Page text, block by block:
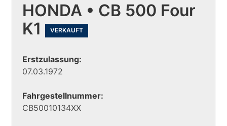
HONDA • CB 500 Four
K1
VERKAUFT
Erstzulassung:
07.03.1972
Fahrgestellnummer:
CB50010134XX